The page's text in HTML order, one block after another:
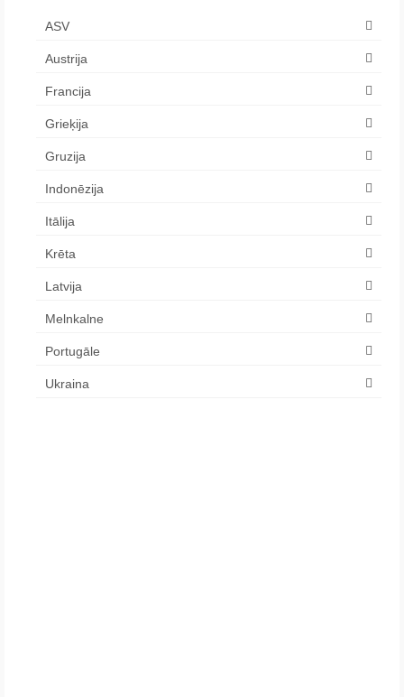
ASV
Austrija
Francija
Grieķija
Gruzija
Indonēzija
Itālija
Krēta
Latvija
Melnkalne
Portugāle
Ukraina